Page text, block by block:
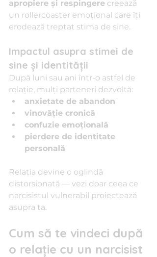
apropiere și respingere creează
un rollercoaster emoțional care îți
erodează treptat stima de sine.
Impactul asupra stimei de
sine și identității
După luni sau ani într-o astfel de
relație, mulți parteneri dezvoltă:
anxietate de abandon
vinovăție cronică
confuzie emoțională
pierdere de identitate
personală
Relația devine o oglindă
distorsionată — vezi doar ceea ce
narcisistul vulnerabil proiectează
asupra ta.
Cum să te vindeci după
o relație cu un narcisist